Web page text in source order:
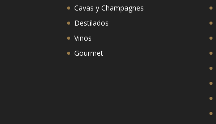
Cavas y Champagnes
Destilados
Vinos
Gourmet